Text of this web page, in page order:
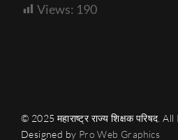
Views: 190
© 2025 महाराष्ट्र राज्य शिक्षक परिषद.
Designed by Pro Web Graphics